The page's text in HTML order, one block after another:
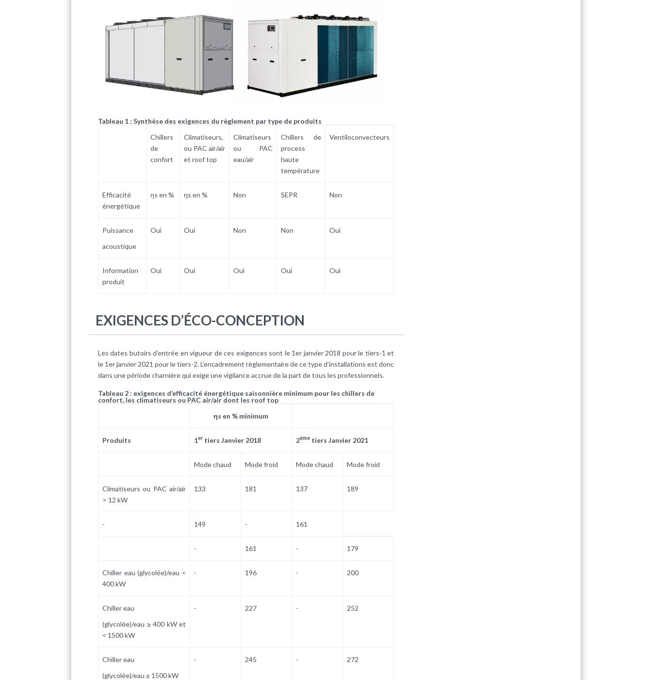
Tableau 1 : Synthèse des exigences du règlement par type de produits
Chillers
de
confort
Climatiseurs,
ou PAC air/air
et roof top
Climatiseurs
ou PAC
eau/air
Chillers de
process
haute
température
Ventiloconvecteurs
Efficacité
énergétique
ηs en % ηs en % Non SEPR Non
Puissance
acoustique
Oui Oui Non Non Oui
Information
produit
Oui Oui Oui Oui Oui
EXIGENCES D’ÉCO-CONCEPTION
Les dates butoirs d’entrée en vigueur de ces exigences sont le 1er janvier 2018 pour le tiers-1 et
le 1er janvier 2021 pour le tiers-2. L’encadrement règlementaire de ce type d’installations est donc
dans une période charnière qui exige une vigilance accrue de la part de tous les professionnels.
Tableau 2 : exigences d’efficacité énergétique saisonnière minimum pour les chillers de
confort, les climatiseurs ou PAC air/air dont les roof top
ηs en % minimum
Produits 1er tiers Janvier 2018 2ème tiers Janvier 2021
Mode chaud Mode froid Mode chaud Mode froid
Climatiseurs ou PAC air/air
> 12 kW
133 181 137 189
- 149 - 161
- 161 - 179
Chiller eau (glycolée)/eau <
400 kW
- 196 - 200
Chiller eau
(glycolée)/eau ≥ 400 kW et
< 1500 kW
- 227 - 252
Chiller eau
(glycolée)/eau ≥ 1500 kW
- 245 - 272